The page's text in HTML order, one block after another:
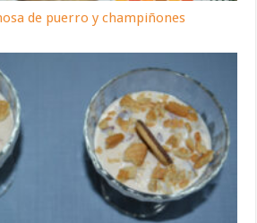
de puerro y champiñones